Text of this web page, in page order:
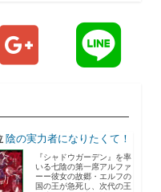
陰の実力者になりたくて！
『シャドウガーデン』を率
いる七陰の第一席アルファ
ーー彼女の故郷・エルフの
国の王が急死し、次代の王